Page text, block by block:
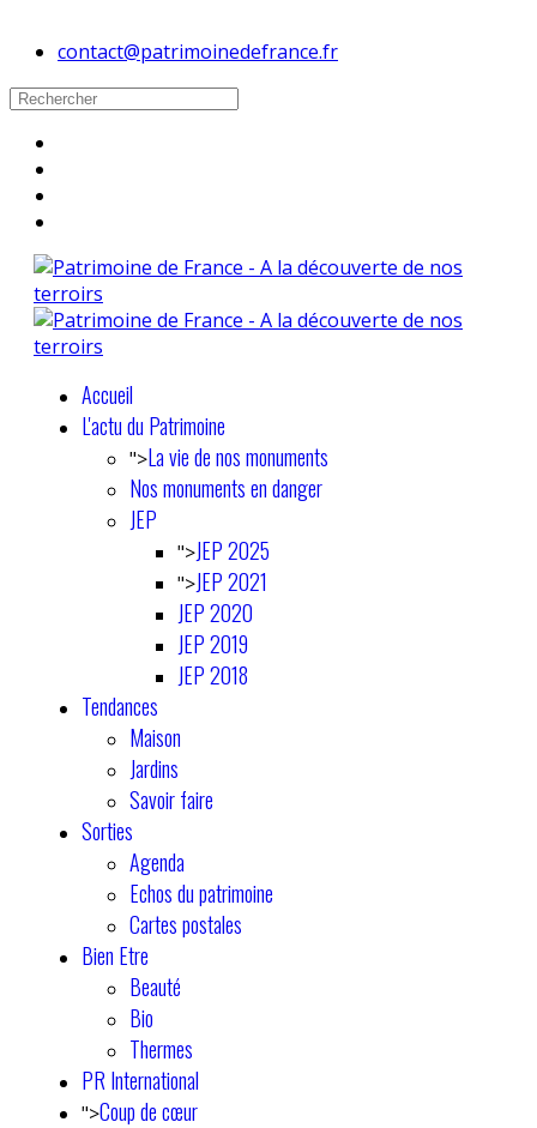
contact@patrimoinedefrance.fr
Accueil
L'actu du Patrimoine
">La vie de nos monuments
Nos monuments en danger
JEP
">JEP 2025
">JEP 2021
JEP 2020
JEP 2019
JEP 2018
Tendances
Maison
Jardins
Savoir faire
Sorties
Agenda
Echos du patrimoine
Cartes postales
Bien Etre
Beauté
Bio
Thermes
PR International
">Coup de cœur